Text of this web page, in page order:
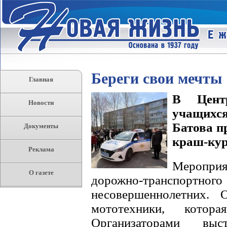
Главная
Новости
Документы
Реклама
О газете
Береги свои мечты
В
Батова
краш-
дорожно-
несовершеннолетних.
мототехники,
Организаторами